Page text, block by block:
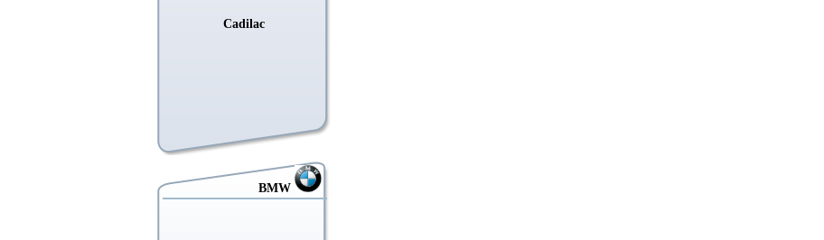
Cadilac
BMW